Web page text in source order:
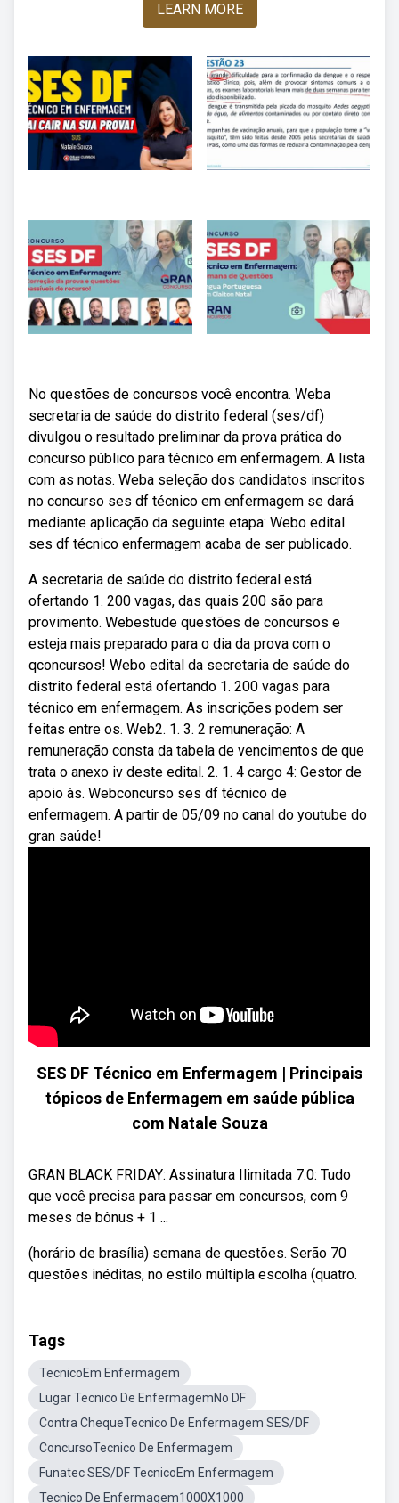
LEARN MORE
No questões de concursos você encontra. Weba
secretaria de saúde do distrito federal (ses/df)
divulgou o resultado preliminar da prova prática do
concurso público para técnico em enfermagem. A lista
com as notas. Weba seleção dos candidatos inscritos
no concurso ses df técnico em enfermagem se dará
mediante aplicação da seguinte etapa: Webo edital
ses df técnico enfermagem acaba de ser publicado.
A secretaria de saúde do distrito federal está
ofertando 1. 200 vagas, das quais 200 são para
provimento. Webestude questões de concursos e
esteja mais preparado para o dia da prova com o
qconcursos! Webo edital da secretaria de saúde do
distrito federal está ofertando 1. 200 vagas para
técnico em enfermagem. As inscrições podem ser
feitas entre os. Web2. 1. 3. 2 remuneração: A
remuneração consta da tabela de vencimentos de que
trata o anexo iv deste edital. 2. 1. 4 cargo 4: Gestor de
apoio às. Webconcurso ses df técnico de
enfermagem. A partir de 05/09 no canal do youtube do
gran saúde!
SES DF Técnico em Enfermagem | Principais
tópicos de Enfermagem em saúde pública
com Natale Souza
GRAN BLACK FRIDAY: Assinatura Ilimitada 7.0: Tudo
que você precisa para passar em concursos, com 9
meses de bônus + 1 ...
(horário de brasília) semana de questões. Serão 70
questões inéditas, no estilo múltipla escolha (quatro.
Tags
TecnicoEm Enfermagem
Lugar Tecnico De EnfermagemNo DF
Contra ChequeTecnico De Enfermagem SES/DF
ConcursoTecnico De Enfermagem
Funatec SES/DF TecnicoEm Enfermagem
Tecnico De Enfermagem1000X1000